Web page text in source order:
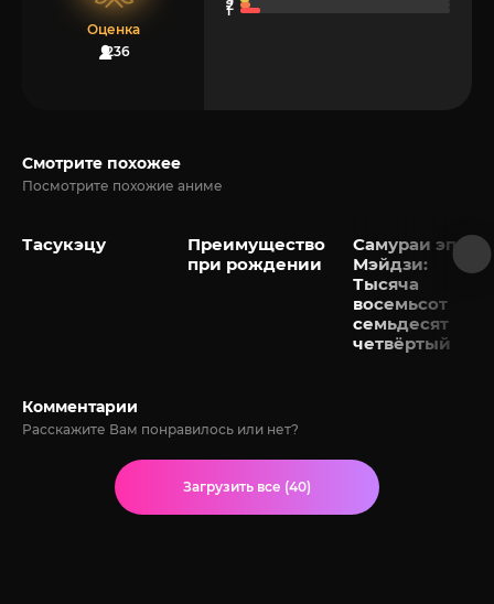
Оценка
236
Смотрите похожее
Посмотрите похожие аниме
Тасукэцу
Преимущество
при рождении
Самураи эпохи
Мэйдзи:
Тысяча
восемьсот
семьдесят
четвёртый
Комментарии
Расскажите Вам понравилось или нет?
Загрузить все (40)